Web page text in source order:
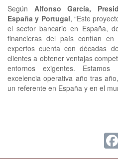
Según Alfonso García,
España y Portugal, “Este
el sector bancario en España,
financieras del país confían en
expertos cuenta con décadas
clientes a obtener ventajas
entornos exigentes. Estamos
excelencia operativa año tras
un referente en España y en el